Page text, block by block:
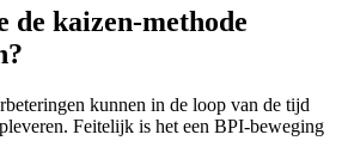
de kaizen-methode
kunnen in de loop van de tijd
Feitelijk is het een BPI-beweging